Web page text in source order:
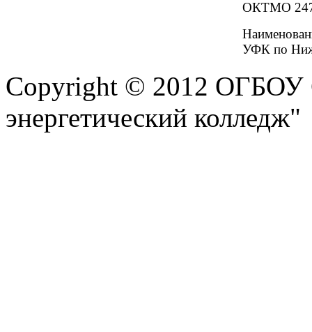
ОКТМО
УФК по
Copyright © 2012 ОГБОУ
энергетический колледж"